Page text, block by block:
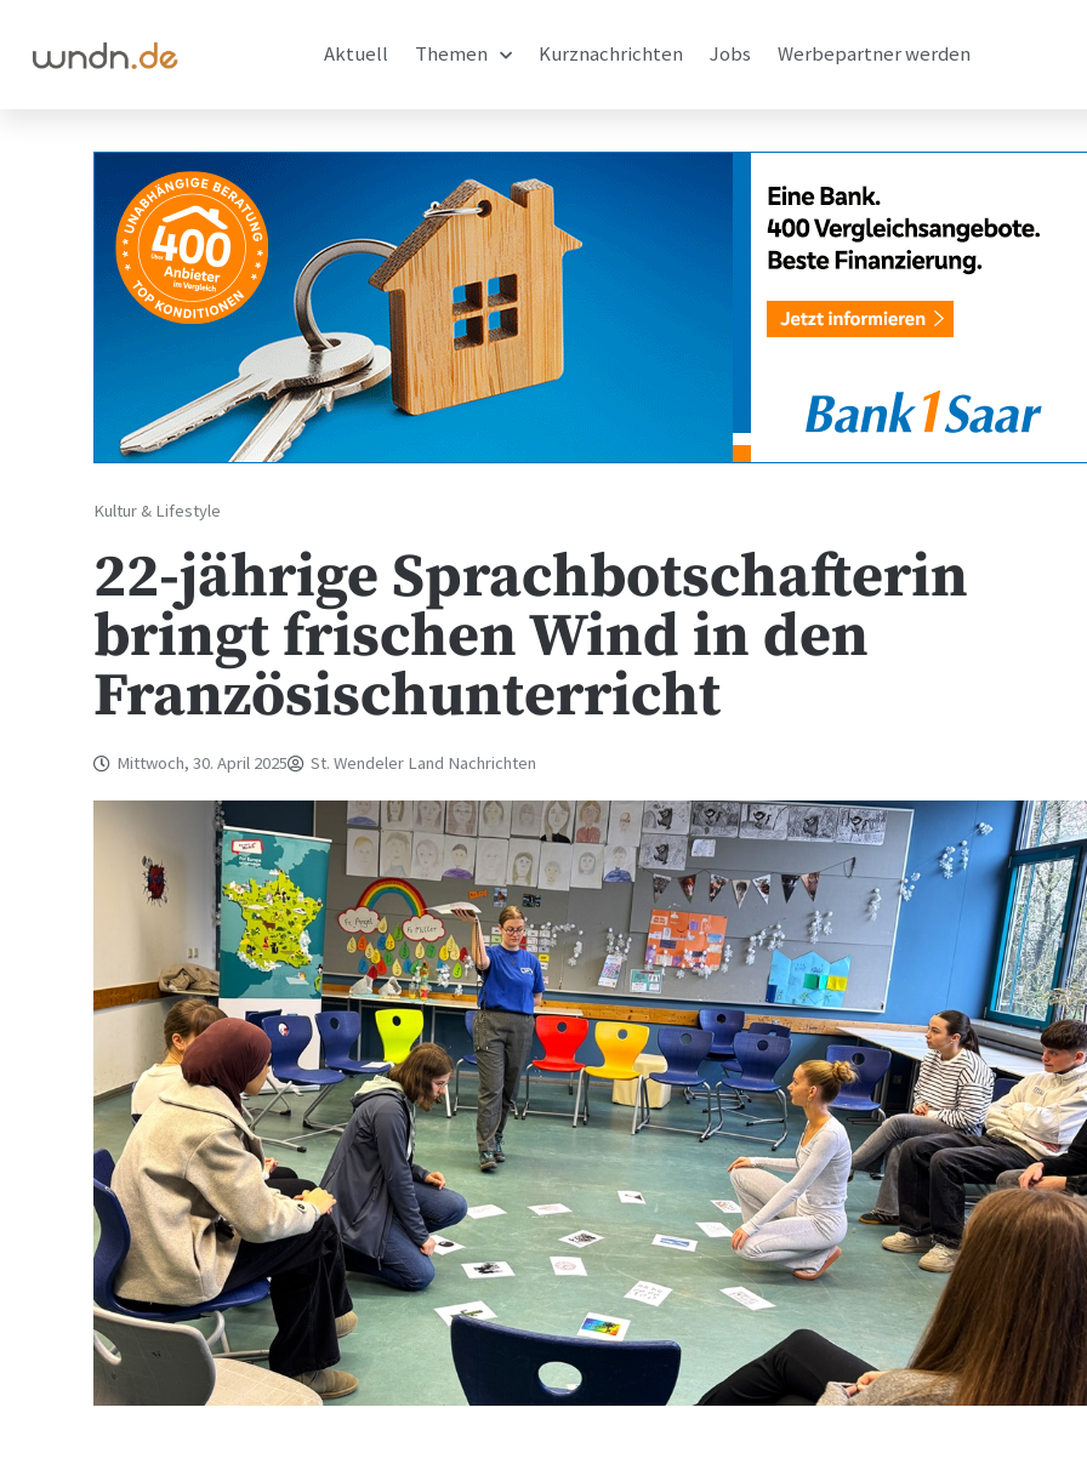
Aktuell Themen Kurznachrichten Jobs Werbepartner werden
Kultur & Lifestyle
22-jährige Sprachbotschafterin
bringt frischen Wind in den
Französischunterricht
Mittwoch, 30. April 2025 St. Wendeler Land Nachrichten